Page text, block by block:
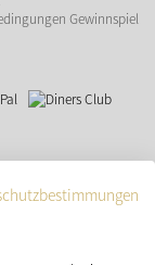
Gewinnspiel